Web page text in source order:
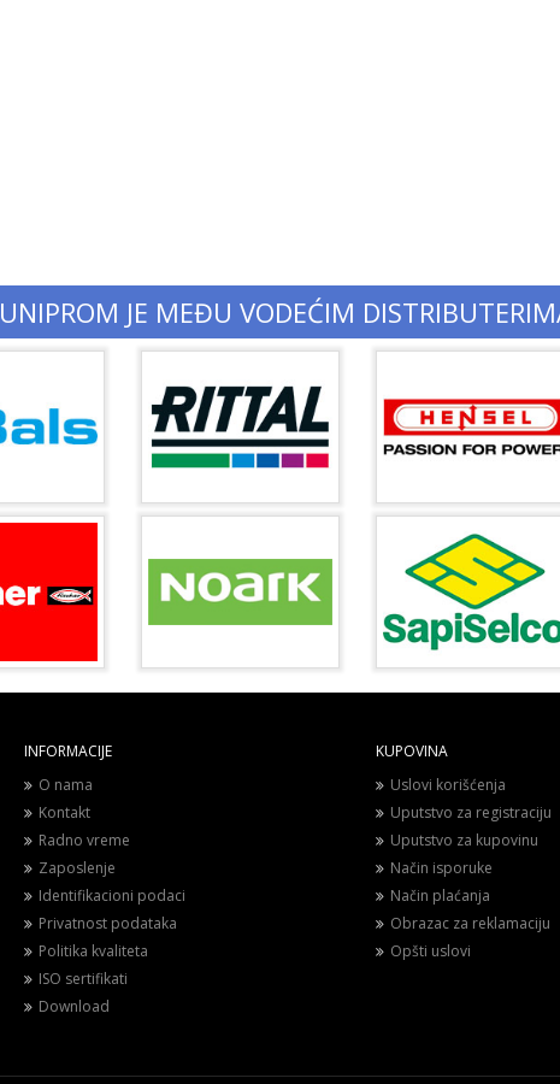
UNIPROM JE MEĐU VODEĆIM
INFORMACIJE
O nama
Kontakt
Radno vreme
Zaposlenje
Identifikacioni podaci
Privatnost podataka
Politika kvaliteta
ISO sertifikati
Download
KUPOVINA
Uslovi korišćenja
Uputstvo za registraciju
Uputstvo za kupovinu
Način isporuke
Način plaćanja
Obrazac za reklamaciju
Opšti uslovi